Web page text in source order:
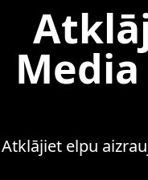
Atklājiet elpu